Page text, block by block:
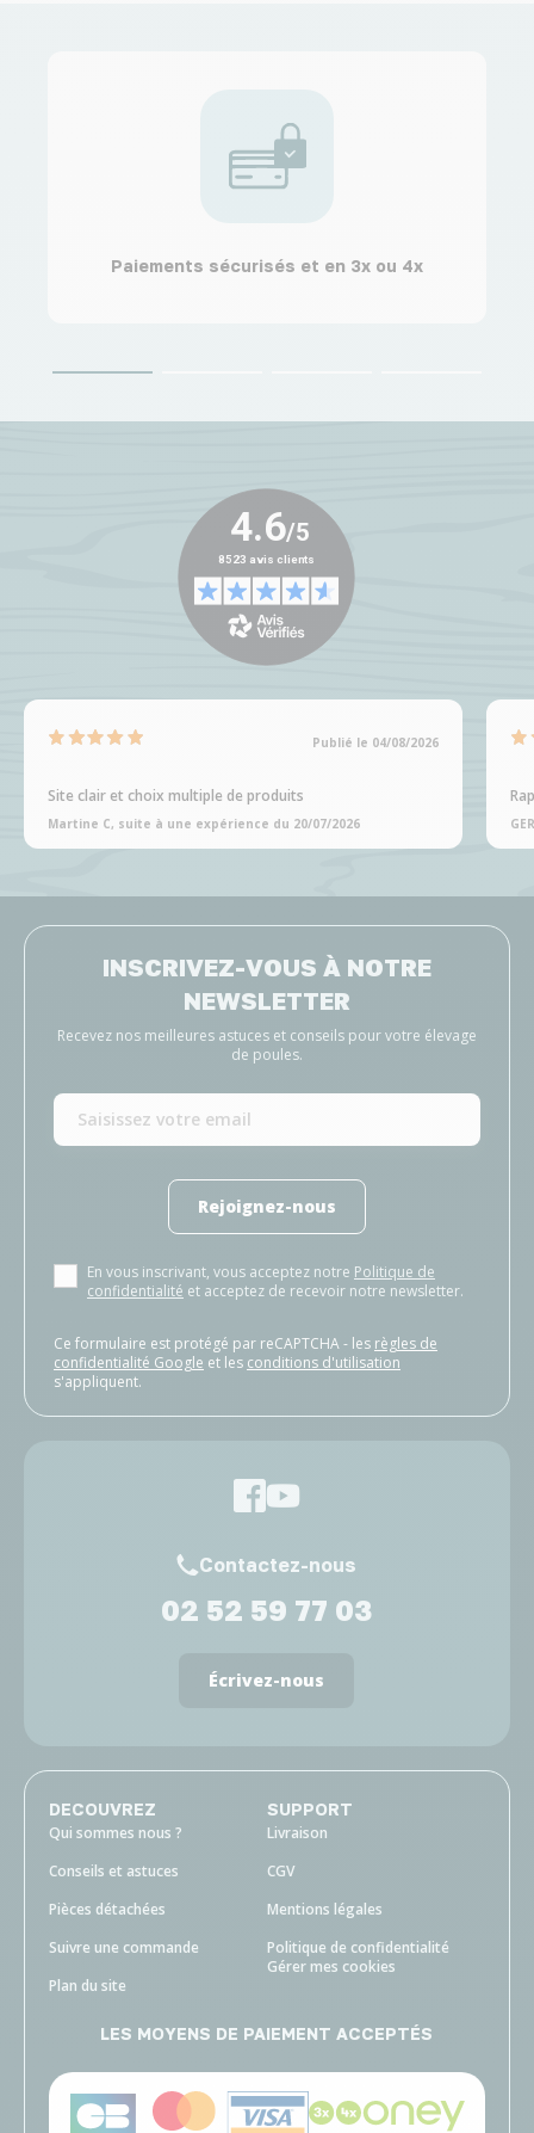
Paiements sécurisés et en 3x ou 4x
Publié le 04/08/2026
Site clair et choix multiple de produits
Martine C, suite à une expérience du 20/07/2026
INSCRIVEZ-VOUS À NOTRE
NEWSLETTER
Recevez nos meilleures astuces et conseils pour votre élevage
de poules.
Rejoignez-nous
En vous inscrivant, vous acceptez notre Politique de
confidentialité et acceptez de recevoir notre newsletter.
Ce formulaire est protégé par reCAPTCHA - les règles de
confidentialité Google et les conditions d'utilisation
s'appliquent.
Contactez-nous
02 52 59 77 03
Écrivez-nous
DECOUVREZ
Qui sommes nous ?
Conseils et astuces
Pièces détachées
Suivre une commande
Plan du site
SUPPORT
Livraison
CGV
Mentions légales
Politique de confidentialité
Gérer mes cookies
LES MOYENS DE PAIEMENT ACCEPTÉS